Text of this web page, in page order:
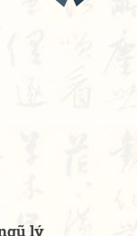
lý